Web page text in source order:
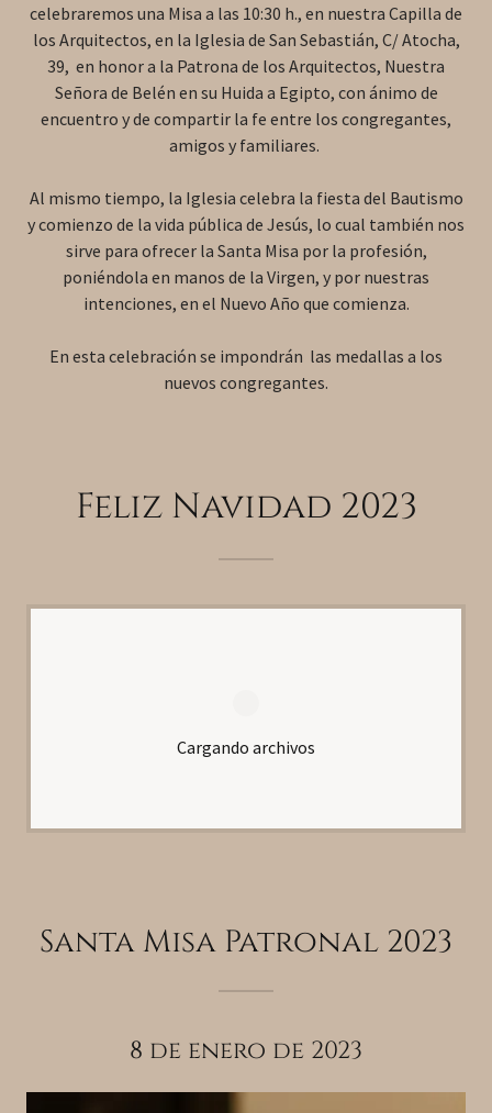
celebraremos una Misa a las 10:30 h., en nuestra Capilla de
los Arquitectos, en la Iglesia de San Sebastián, C/ Atocha,
39, en honor a la Patrona de los Arquitectos, Nuestra
Señora de Belén en su Huida a Egipto, con ánimo de
encuentro y de compartir la fe entre los congregantes,
amigos y familiares.
Al mismo tiempo, la Iglesia celebra la fiesta del Bautismo
y comienzo de la vida pública de Jesús, lo cual también nos
sirve para ofrecer la Santa Misa por la profesión,
poniéndola en manos de la Virgen, y por nuestras
intenciones, en el Nuevo Año que comienza.
En esta celebración se impondrán las medallas a los
nuevos congregantes.
Feliz Navidad 2023
Cargando archivos
Santa Misa Patronal 2023
8 de enero de 2023